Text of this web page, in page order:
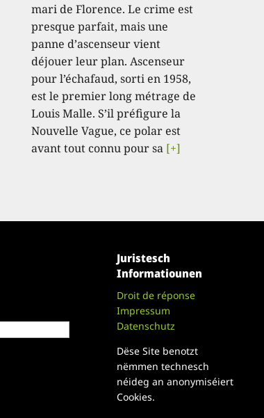
mari de Florence. Le crime est
presque parfait, mais une
panne d’ascenseur vient
déjouer leur plan. Ascenseur
pour l’échafaud, sorti en 1958,
est le premier long métrage de
Louis Malle. S’il préfigure la
Nouvelle Vague, ce polar est
avant tout connu pour sa [+]
Juristesch
Informatiounen
Droit de réponse
Impressum
Datenschutz
Dëse Site benotzt
nëmmen technesch
néideg an anonymiséiert
Cookies.